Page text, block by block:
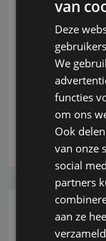
kiezen tussen
of korting over
<br />
Allianz
Absoluut
Lees verder
26-10-2022
van
Deze
We
functies
om ons
Ook
van onze
social
partners
aan ze